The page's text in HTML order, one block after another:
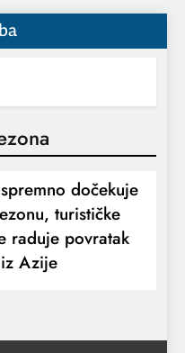
dočekuje
turističke
raduje povratak
Azije